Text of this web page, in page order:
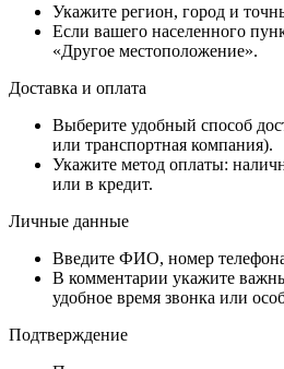
Укажите регион, город и
Если вашего населенного
«Другое местоположение».
Доставка и оплата
Выберите удобный способ
или транспортная компания).
Укажите метод оплаты:
или в кредит.
Личные данные
Введите ФИО, номер
В комментарии укажите
удобное время звонка или
Подтверждение